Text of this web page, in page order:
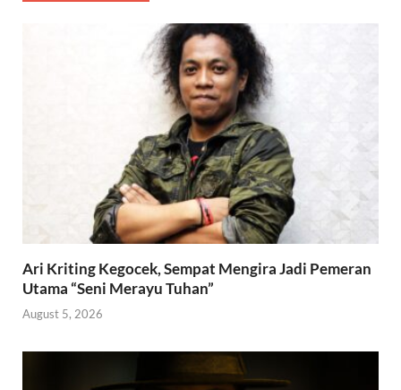
Ari Kriting Kegocek, Sempat Mengira Jadi Pemeran
Utama “Seni Merayu Tuhan”
August 5, 2026